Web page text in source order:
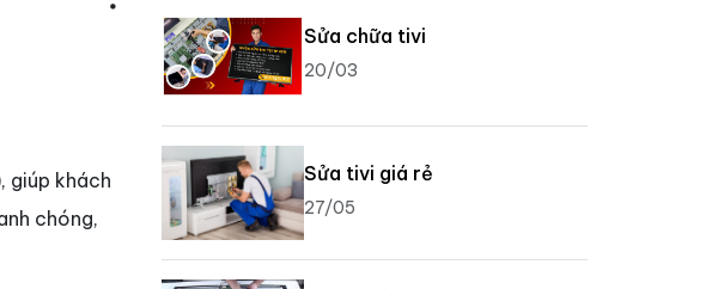
giúp khách
chóng,
Sửa chữa tivi
20/03
Sửa tivi giá rẻ
27/05